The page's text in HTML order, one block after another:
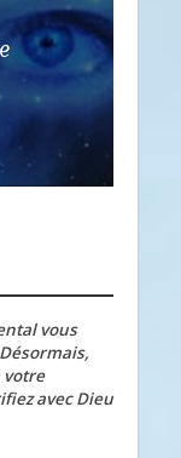
vous
votre
avec Dieu